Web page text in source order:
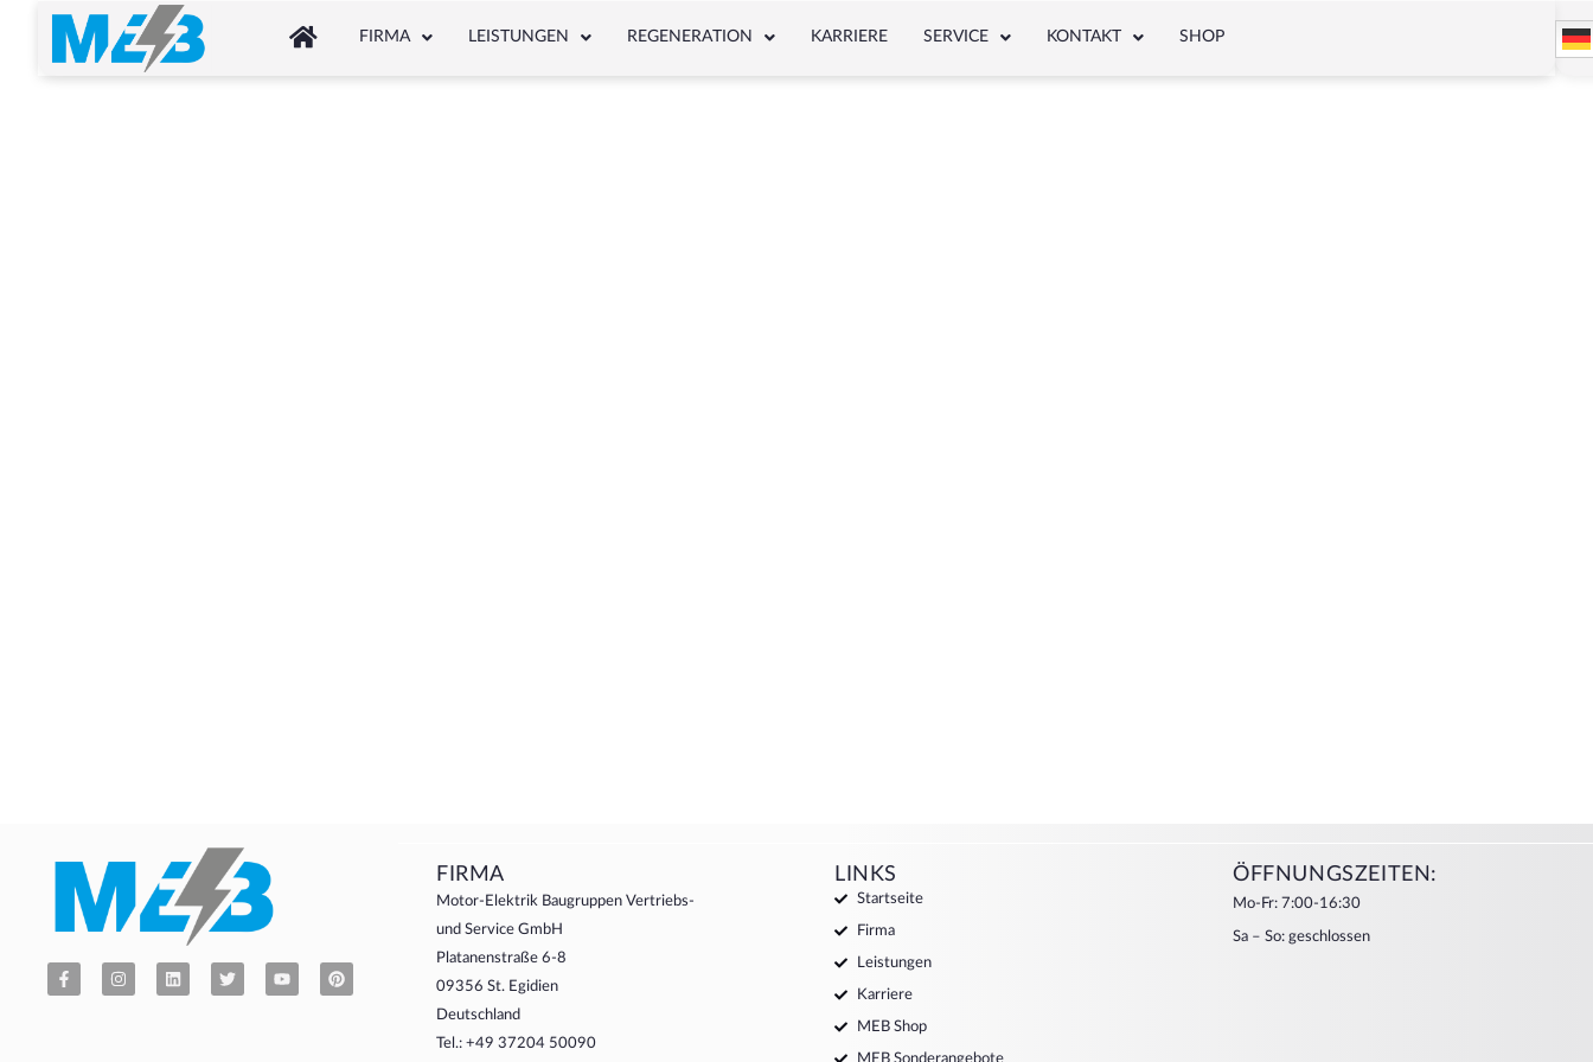
FIRMA LEISTUNGEN REGENERATION KARRIERE SERVICE KONTAKT SHOP
FIRMA
Motor-Elektrik Baugruppen Vertriebs-
und Service GmbH
Platanenstraße 6-8
09356 St. Egidien
Deutschland
Tel.: +49 37204 50090
LINKS
Startseite
Firma
Leistungen
Karriere
MEB Shop
ÖFFNUNGSZEITEN:
Mo-Fr: 7:00-16:30
Sa – So: geschlossen